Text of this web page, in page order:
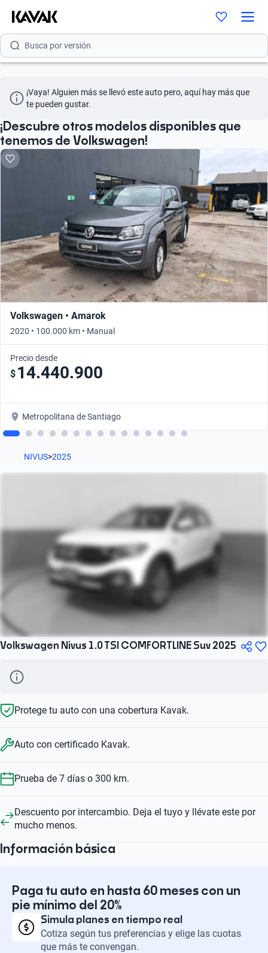
Busca por modelo
Busca por versión
Busca por marca
Busca por modelo
Busca por versión
¡Vaya! Alguien más se llevó este auto pero, aquí hay más que
te pueden gustar.
¡Descubre otros modelos disponibles que
tenemos de Volkswagen!
Volkswagen • Amarok
2020 • 100.000 km • Manual
Precio desde
$ 14.440.900
Metropolitana de Santiago
NIVUS>2025
Volkswagen Nivus 1.0 TSI COMFORTLINE Suv 2025
Protege tu auto con una cobertura Kavak.
Auto con certificado Kavak.
Prueba de 7 días o 300 km.
Descuento por intercambio. Deja el tuyo y llévate este por
mucho menos.
Información básica
Paga tu auto en hasta 60 meses con un
pie mínimo del 20%
Simula planes en tiempo real
Cotiza según tus preferencias y elige las cuotas
que más te convengan.